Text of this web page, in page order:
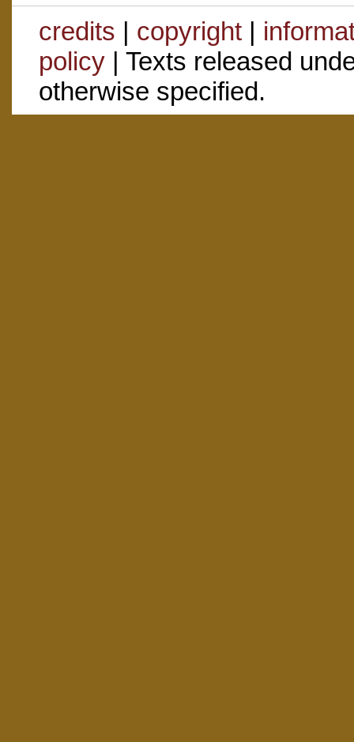
credits | copyright|
policy| Texts released
otherwise specified.